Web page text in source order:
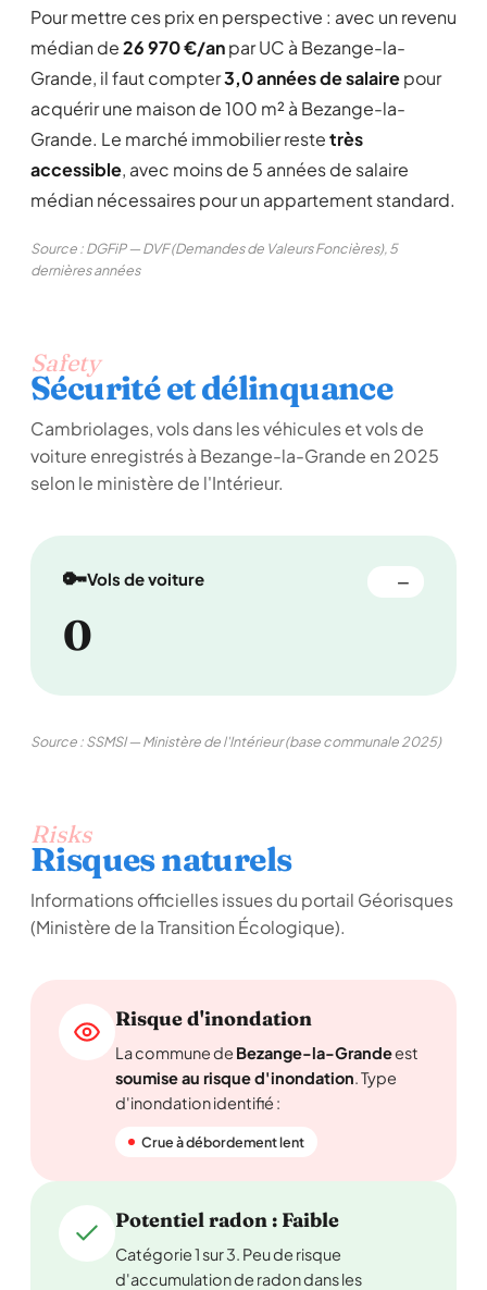
Pour mettre ces prix en perspective : avec un revenu
médian de26 970 €/anpar UC à Bezange-la-
Grande, il faut compter3,0 années de salairepour
acquérir une maison de 100 m² à Bezange-la-
Grande. Le marché immobilier restetrès
accessible, avec moins de 5 années de salaire
médian nécessaires pour un appartement standard.
Source : DGFiP — DVF (Demandes de Valeurs Foncières), 5
dernières années
Safety
Sécurité et délinquance
Cambriolages, vols dans les véhicules et vols de
voiture enregistrés à Bezange-la-Grande en 2025
selon le ministère de l'Intérieur.
🔑Vols de voiture —
0
Source : SSMSI — Ministère de l'Intérieur (base communale 2025)
Risks
Risques naturels
Informations officielles issues du portail Géorisques
(Ministère de la Transition Écologique).
Risque d'inondation
La commune de Bezange-la-Grandeest
soumise au risque d'inondation. Type
d'inondation identifié :
Crue à débordement lent
Potentiel radon : Faible
Catégorie 1 sur 3. Peu de risque
d'accumulation de radon dans les